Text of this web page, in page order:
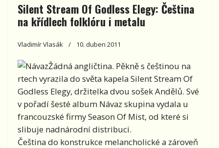
Silent Stream Of Godless Elegy: Čeština
na křídlech folklóru i metalu
Vladimír Vlasák 10. duben 2011
Žádná angličtina. Pěkně s češtinou na
rtech vyrazila do světa kapela Silent Stream Of
Godless Elegy, držitelka dvou sošek Andělů. Své
v pořadí šesté album Návaz skupina vydala u
francouzské firmy Season Of Mist, od které si
slibuje nadnárodní distribuci.
Čeština do konstrukce melancholické a zároveň